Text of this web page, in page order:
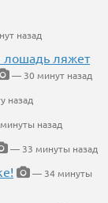
назад
лошадь ляжет
— 30 минут назад
назад
назад
— 33 минуты назад
— 34 минуты